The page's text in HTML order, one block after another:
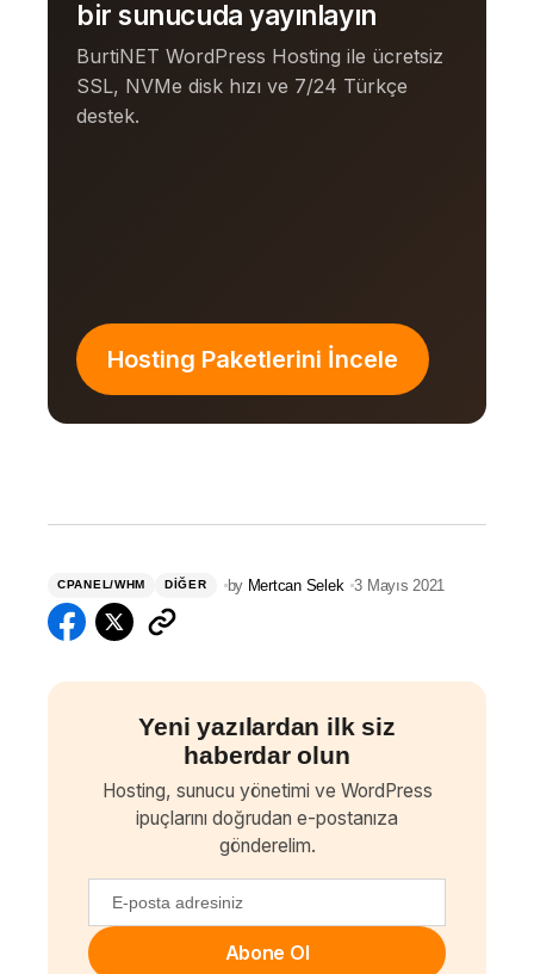
bir sunucuda yayınlayın
BurtiNET WordPress Hosting ile ücretsiz
SSL, NVMe disk hızı ve 7/24 Türkçe
destek.
Hosting Paketlerini İncele
CPANEL/WHM DIĞER by Mertcan Selek 3 Mayıs 2021
Yeni yazılardan ilk siz
haberdar olun
Hosting, sunucu yönetimi ve WordPress
ipuçlarını doğrudan e-postanıza
gönderelim.
Abone Ol